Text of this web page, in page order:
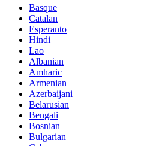
Basque
Catalan
Esperanto
Hindi
Lao
Albanian
Amharic
Armenian
Azerbaijani
Belarusian
Bengali
Bosnian
Bulgarian